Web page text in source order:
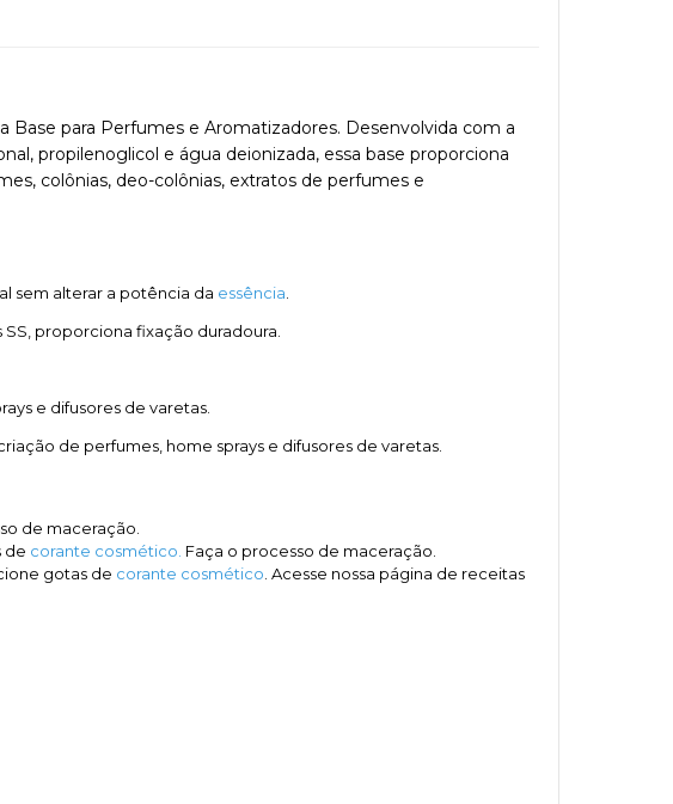
Base para Perfumes e Aromatizadores. Desenvolvida com a
propilenoglicol e água deionizada, essa base proporciona
colônias, deo-colônias, extratos de perfumes e
sem alterar a potência da essência
proporciona fixação duradoura.
e difusores de varetas.
de perfumes, home sprays e difusores de varetas.
de maceração.
de corante cosmético. Faça o processo de maceração.
gotas de corante cosmético . Acesse nossa página de receitas